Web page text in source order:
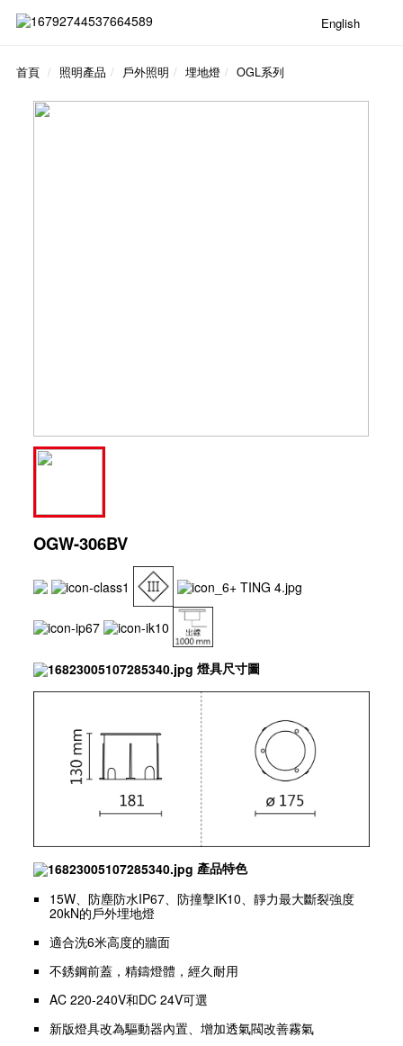
English
首頁 照明產品 戶外照明 埋地燈 OGL系列
OGW-306BV
燈具尺寸圖
產品特色
15W、防塵防水IP67、防撞擊IK10、靜力最大斷裂強度
20kN的戶外埋地燈
適合洗6米高度的牆面
不銹鋼前蓋，精鑄燈體，經久耐用
AC 220-240V和DC 24V可選
新版燈具改為驅動器內置、增加透氣閥改善霧氣